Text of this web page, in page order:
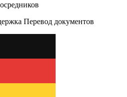
Перевод документов